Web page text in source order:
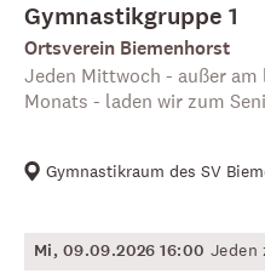
Gymnastikgruppe 1
Ortsverein Biemenhorst
Jeden Mittwoch - außer
Monats - laden wir zum
Gymnastikraum des SV
Mi, 09.09.2026 16:00 Jeden